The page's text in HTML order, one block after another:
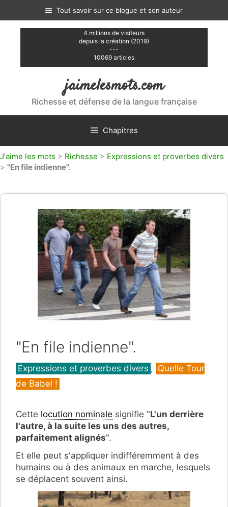
contenu
Tout savoir sur ce blogue et son auteur
4 millions de visiteurs
depuis la création (2019)
---
10069 articles
jaimelesmots.com
Richesse et défense de la langue française
Chapitres
J'aime les mots > Richesse > Expressions et proverbes divers
> "En file indienne".
"En file indienne".
Catégories
Expressions et proverbes divers , Quelle Tour
de Babel !
Cette locution nominale signifie "L'un derrière
l'autre, à la suite les uns des autres,
parfaitement alignés".
Et elle peut s'appliquer indifféremment à des
humains ou à des animaux en marche, lesquels
se déplacent souvent ainsi.